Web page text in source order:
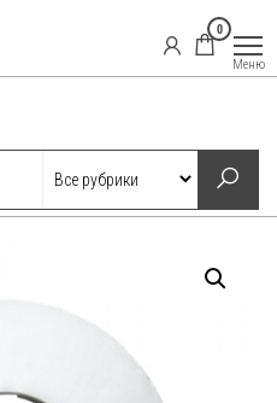
0
Меню